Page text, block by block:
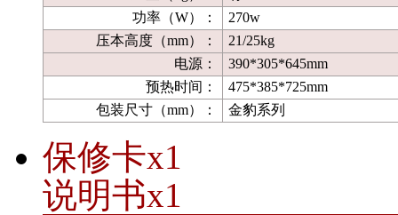
功率（W）：
270w
压本高度（mm）：
21/25kg
电源：
390*305*645mm
预热时间：
475*385*725mm
包装尺寸（mm）：
金豹系列
保修卡x1
说明书x1